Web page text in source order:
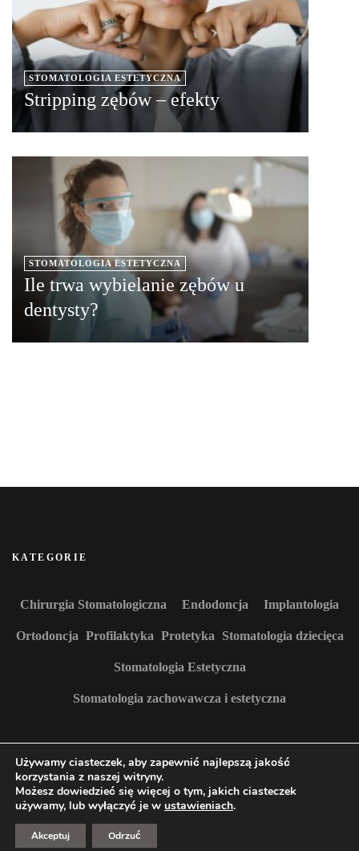
STOMATOLOGIA ESTETYCZNA
Stripping zębów – efekty
STOMATOLOGIA ESTETYCZNA
Ile trwa wybielanie zębów u
dentysty?
KATEGORIE
Chirurgia Stomatologiczna Endodoncja Implantologia
Ortodoncja Profilaktyka Protetyka Stomatologia dziecięca
Stomatologia Estetyczna
Stomatologia zachowawcza i estetyczna
Blossom Themes
.Napędzane przez
Używamy ciasteczek, aby zapewnić najlepszą jakość
korzystania z naszej witryny.
Możesz dowiedzieć się więcej o tym, jakich ciasteczek
używamy, lub wyłączyć je w ustawieniach.
Akceptuj Odrzuć